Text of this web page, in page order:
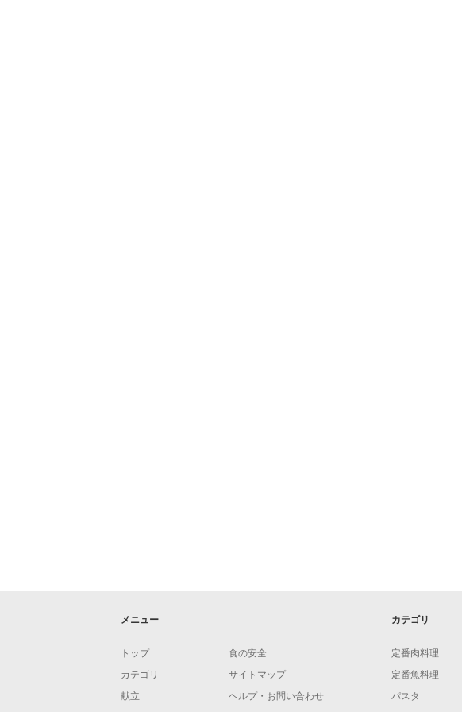
メニュー
トップ
カテゴリ
献立
食の安全
サイトマップ
ヘルプ・お問い合わせ
カテゴリ
定番肉料理
定番魚料理
パスタ